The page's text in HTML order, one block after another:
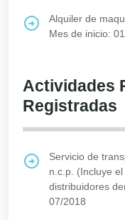
Alquiler de
Mes de inicio:
Actividades
Registradas
Servicio de
n.c.p. (Incluye
distribuidores
07/2018